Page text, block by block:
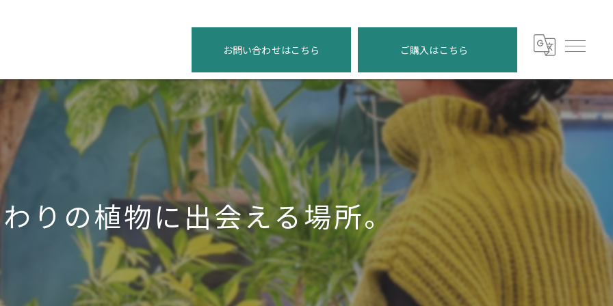
お問い合わせはこちら ご購入はこちら
りの植物に出会える場所。